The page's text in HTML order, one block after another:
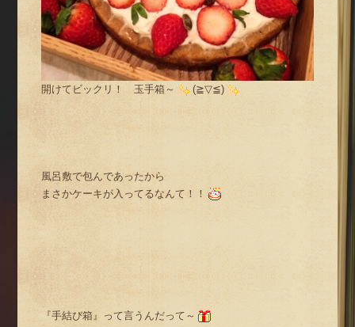
開けてビックリ！ 玉手箱～ (≧▽≦)
風呂敷で包んであったから
まさかケーキが入ってるなんて！！
『手結び箱』って言うんだって～